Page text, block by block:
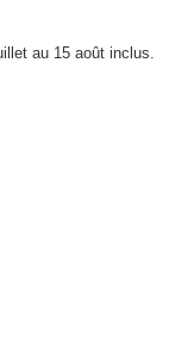
au 15 août inclus.